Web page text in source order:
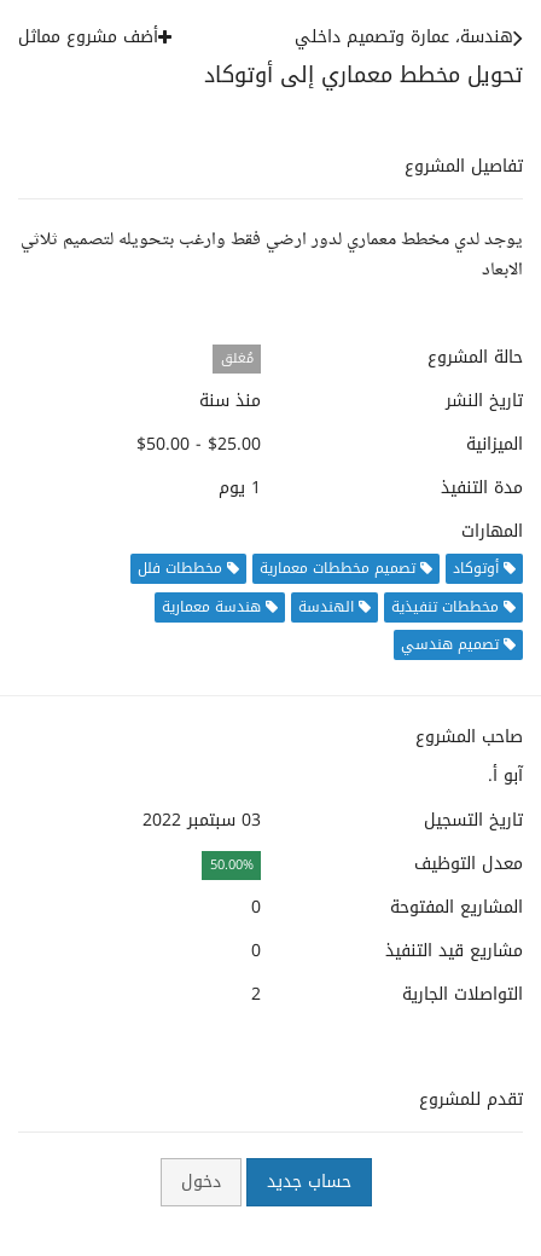
تحويل مخطط معماري إلى أوتوكاد
هندسة، عمارة وتصميم داخلي أضف مشروع مماثل
تفاصيل المشروع
يوجد لدي مخطط معماري لدور ارضي فقط وارغب بتحويله لتصميم ثلاثي
الابعاد
حالة المشروع مُغلق
تاريخ النشر
منذ سنة
الميزانية
$25.00 - $50.00
مدة التنفيذ
1 يوم
المهارات
أوتوكاد تصميم مخططات معمارية
مخططات فلل
مخططات تنفيذية
الهندسة
هندسة معمارية
تصميم هندسي
صاحب المشروع
آبو أ.
تاريخ التسجيل
03 سبتمبر 2022
معدل التوظيف
50.00%
المشاريع المفتوحة
0
مشاريع قيد التنفيذ
0
التواصلات الجارية
2
تقدم للمشروع
حساب جديد دخول